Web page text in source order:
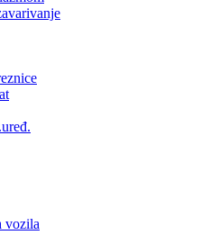
vozila